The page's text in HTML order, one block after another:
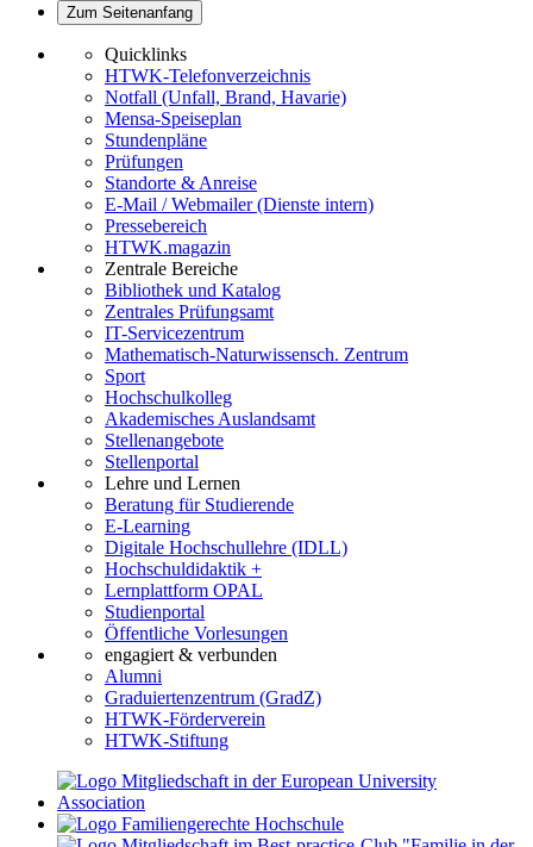
Zum Seitenanfang
Quicklinks
HTWK-Telefonverzeichnis
Notfall (Unfall, Brand, Havarie)
Mensa-Speiseplan
Stundenpläne
Prüfungen
Standorte & Anreise
E-Mail / Webmailer (Dienste intern)
Pressebereich
HTWK.magazin
Zentrale Bereiche
Bibliothek und Katalog
Zentrales Prüfungsamt
IT-Servicezentrum
Mathematisch-Naturwissensch. Zentrum
Sport
Hochschulkolleg
Akademisches Auslandsamt
Stellenangebote
Stellenportal
Lehre und Lernen
Beratung für Studierende
E-Learning
Digitale Hochschullehre (IDLL)
Hochschuldidaktik +
Lernplattform OPAL
Studienportal
Öffentliche Vorlesungen
engagiert & verbunden
Alumni
Graduiertenzentrum (GradZ)
HTWK-Förderverein
HTWK-Stiftung